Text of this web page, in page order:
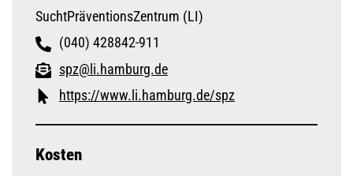
SuchtPräventionsZentrum (LI)
(040) 428842-911
spz@li.hamburg.de
https://www.li.hamburg.de/spz
Kosten